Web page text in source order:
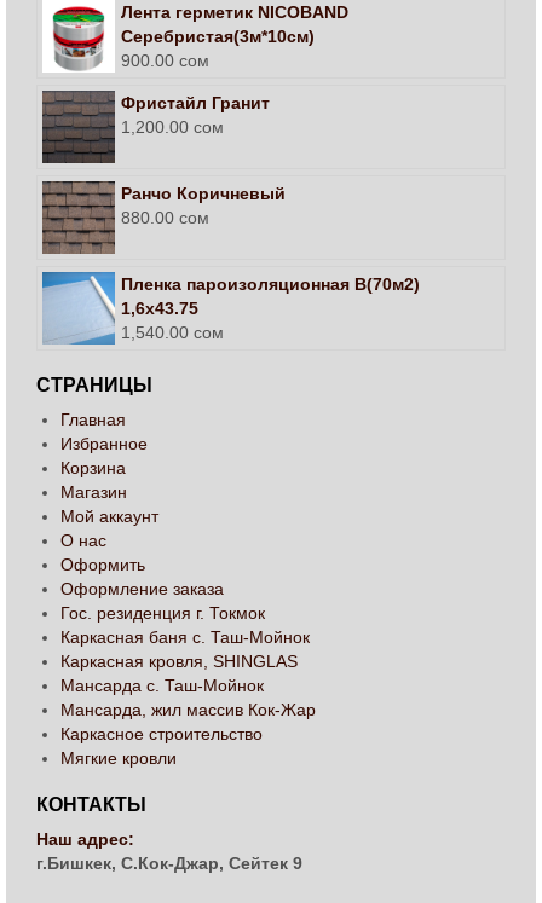
Лента герметик NICOBAND
Серебристая(3м*10см)
900.00 сом
Фристайл Гранит
1,200.00 сом
Ранчо Коричневый
880.00 сом
Пленка пароизоляционная В(70м2)
1,6х43.75
1,540.00 сом
СТРАНИЦЫ
Главная
Избранное
Корзина
Магазин
Мой аккаунт
О нас
Оформить
Оформление заказа
Гос. резиденция г. Токмок
Каркасная баня с. Таш-Мойнок
Каркасная кровля, SHINGLAS
Мансарда с. Таш-Мойнок
Мансарда, жил массив Кок-Жар
Каркасное строительство
Мягкие кровли
КОНТАКТЫ
Наш адрес:
г.Бишкек, С.Кок-Джар, Сейтек 9